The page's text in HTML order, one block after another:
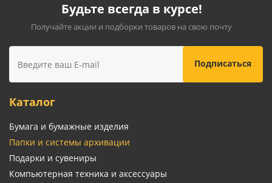
Будьте всегда в курсе!
Получайте акции и подборки товаров на свою почту
Каталог
Бумага и бумажные изделия
Папки и системы архивации
Подарки и сувениры
Компьютерная техника и аксессуары